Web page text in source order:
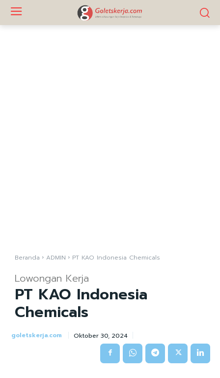
Beranda ADMIN PT KAO Indonesia Chemicals
Lowongan Kerja
PT KAO Indonesia
Chemicals
goletskerja.com Oktober 30, 2024